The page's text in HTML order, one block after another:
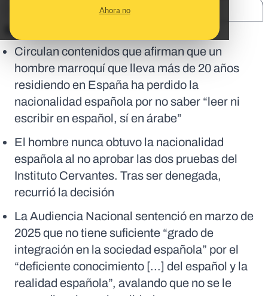
Ahora no
En corto:
Circulan contenidos que afirman que un
hombre marroquí que lleva más de 20 años
residiendo en España ha perdido la
nacionalidad española por no saber “leer ni
escribir en español, sí en árabe”
El hombre nunca obtuvo la nacionalidad
española al no aprobar las dos pruebas del
Instituto Cervantes. Tras ser denegada,
recurrió la decisión
La Audiencia Nacional sentenció en marzo de
2025 que no tiene suficiente “grado de
integración en la sociedad española” por el
“deficiente conocimiento [...] del español y la
realidad española”, avalando que no se le